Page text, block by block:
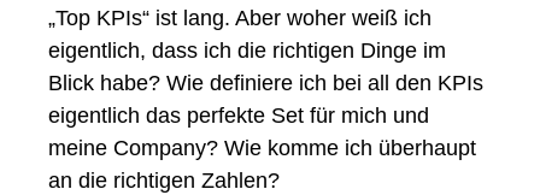
„Top KPIs“ ist lang. Aber woher weiß ich
eigentlich, dass ich die richtigen Dinge im
Blick habe? Wie definiere ich bei all den KPIs
eigentlich das perfekte Set für mich und
meine Company? Wie komme ich überhaupt
an die richtigen Zahlen?